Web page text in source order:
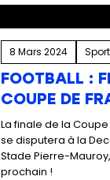
8 Mars 2024 Sport
FOOTBALL :
COUPE DE
La finale de la
se disputera à la
Stade Pierre-
prochain !